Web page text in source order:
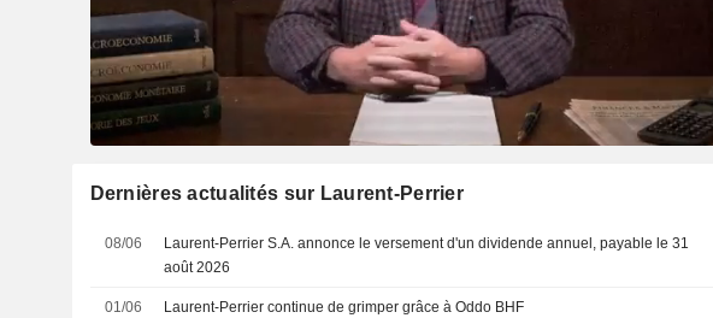
Dernières actualités sur Laurent-Perrier
08/06
Laurent-Perrier S.A. annonce le versement d'un dividende annuel, payable le 31
août 2026
01/06 Laurent-Perrier continue de grimper grâce à Oddo BHF